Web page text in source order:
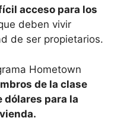
acceso para los
deben vivir
de ser propietarios.
Hometown
de la clase
dólares para la